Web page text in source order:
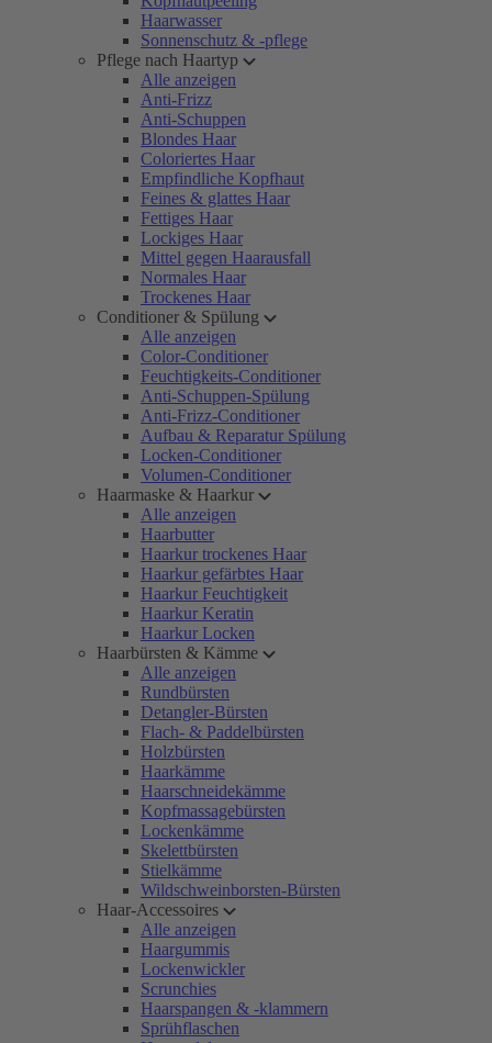
Haarwasser
Sonnenschutz & -pflege
Pflege nach Haartyp
Alle anzeigen
Anti-Frizz
Anti-Schuppen
Blondes Haar
Coloriertes Haar
Empfindliche Kopfhaut
Feines & glattes Haar
Fettiges Haar
Lockiges Haar
Mittel gegen Haarausfall
Normales Haar
Trockenes Haar
Conditioner & Spülung
Alle anzeigen
Color-Conditioner
Feuchtigkeits-Conditioner
Anti-Schuppen-Spülung
Anti-Frizz-Conditioner
Aufbau & Reparatur Spülung
Locken-Conditioner
Volumen-Conditioner
Haarmaske & Haarkur
Alle anzeigen
Haarbutter
Haarkur trockenes Haar
Haarkur gefärbtes Haar
Haarkur Feuchtigkeit
Haarkur Keratin
Haarkur Locken
Haarbürsten & Kämme
Alle anzeigen
Rundbürsten
Detangler-Bürsten
Flach- & Paddelbürsten
Holzbürsten
Haarkämme
Haarschneidekämme
Kopfmassagebürsten
Lockenkämme
Skelettbürsten
Stielkämme
Wildschweinborsten-Bürsten
Haar-Accessoires
Alle anzeigen
Haargummis
Lockenwickler
Scrunchies
Haarspangen & -klammern
Sprühflaschen